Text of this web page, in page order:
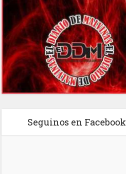
Seguinos en Facebook